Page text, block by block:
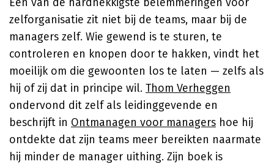
zelforganisatie zit niet bij de teams, maar bij de
managers zelf. Wie gewend is te sturen, te
controleren en knopen door te hakken, vindt het
moeilijk om die gewoonten los te laten — zelfs als
hij of zij dat in principe wil. Thom Verheggen
ondervond dit zelf als leidinggevende en
beschrijft in Ontmanagen voor managers hoe hij
ontdekte dat zijn teams meer bereikten naarmate
hij minder de manager uithing. Zijn boek is